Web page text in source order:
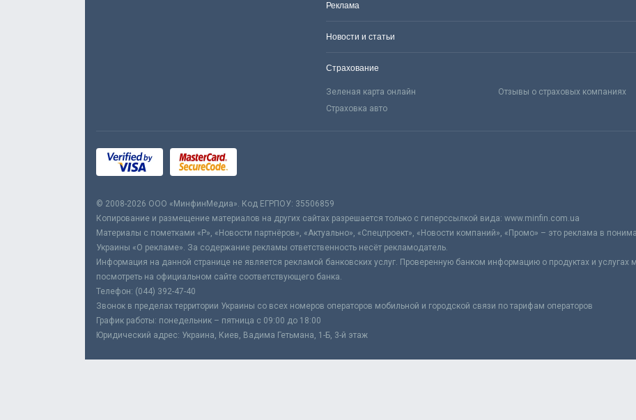
Реклама
Новости и статьи
Страхование
Зеленая карта онлайн Отзывы о страховых компаниях
Страховка авто
© 2008-2026 ООО «МинфинМедиа». Код ЕГРПОУ: 35506859
Копирование и размещение материалов на других сайтах разрешается только с гиперссылкой вида: www.minfin.com.ua
Материалы с пометками «Р», «Новости партнёров», «Актуально», «Спецпроект», «Новости компаний», «Промо» – это реклама в
Украины «О рекламе». За содержание рекламы ответственность несёт рекламодатель.
Информация на данной странице не является рекламой банковских услуг. Проверенную банком информацию о продуктах и услугах
посмотреть на официальном сайте соответствующего банка.
Телефон: (044) 392-47-40
Звонок в пределах территории Украины со всех номеров операторов мобильной и городской связи по тарифам операторов
График работы: понедельник – пятница с 09:00 до 18:00
Юридический адрес: Украина, Киев, Вадима Гетьмана, 1-Б, 3-й этаж